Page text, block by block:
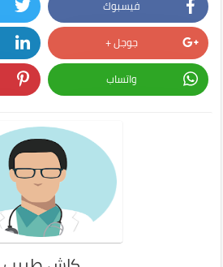
فيسبوك
جوجل +
واتساب